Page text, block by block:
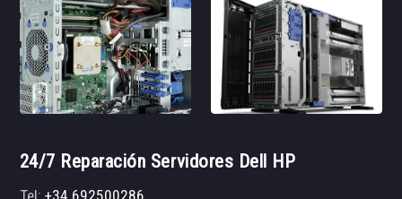
24/7 Reparación Servidores Dell HP
Tel:+34 692500286